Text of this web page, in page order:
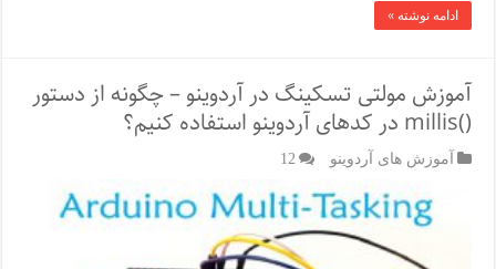
ادامه نوشته »
آموزش مولتی ‌تسکینگ در آردوینو – چگونه از دستور
()millis در کدهای آردوینو استفاده کنیم؟
آموزش های آردوینو 12